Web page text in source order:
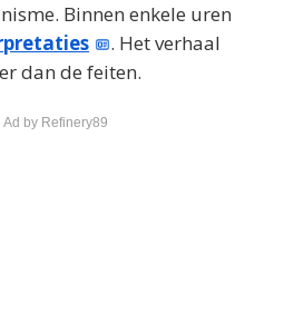
Binnen enkele uren
. Het verhaal
dan de feiten.
by Refinery89